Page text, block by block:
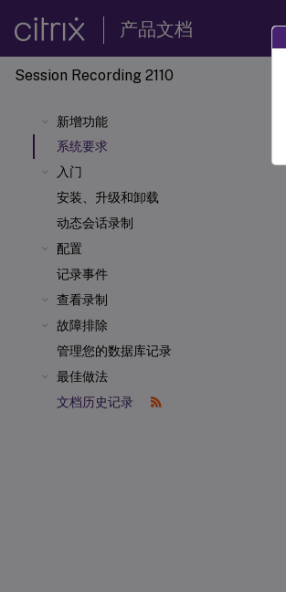
产品文档
Session Recording 2110
新增功能
系统要求
入门
安装、升级和卸载
动态会话录制
配置
记录事件
查看录制
故障排除
管理您的数据库记录
最佳做法
文档历史记录